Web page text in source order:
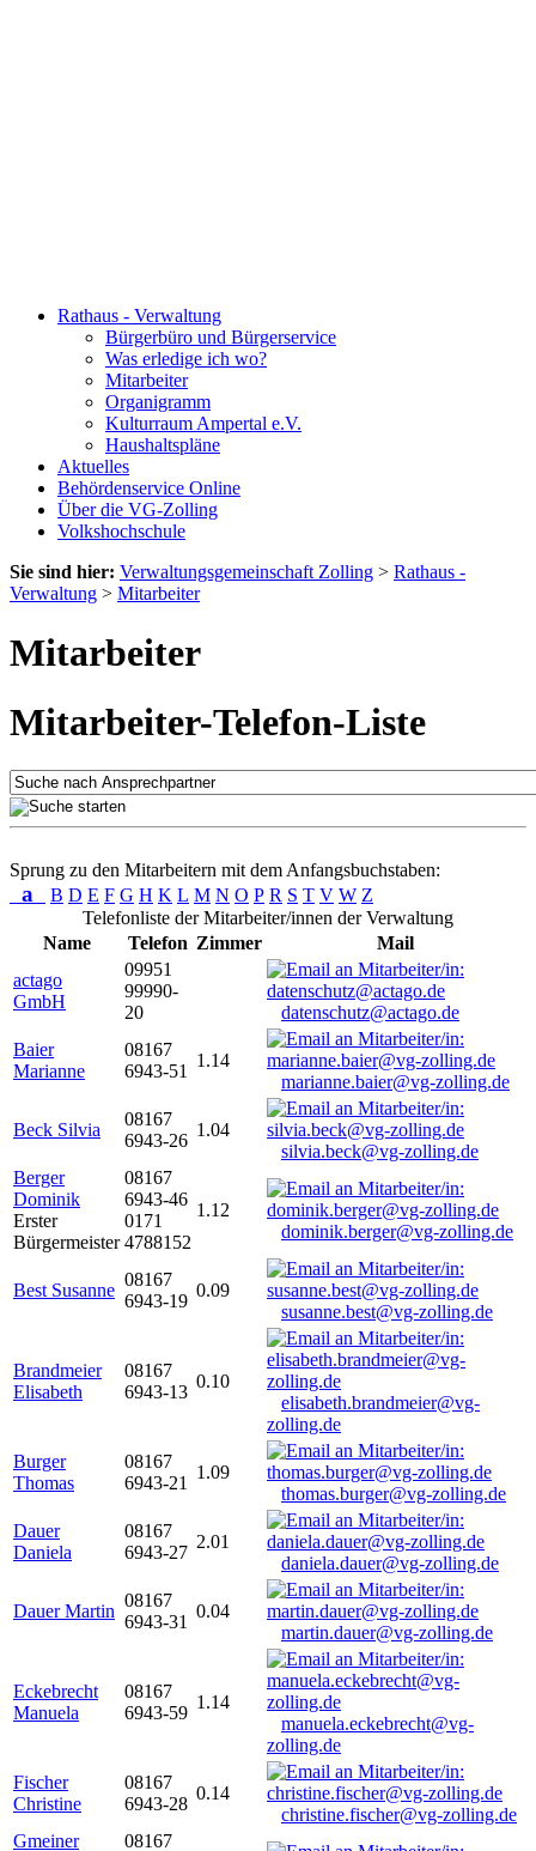
Rathaus - Verwaltung
Bürgerbüro und Bürgerservice
Was erledige ich wo?
Mitarbeiter
Organigramm
Kulturraum Ampertal e.V.
Haushaltspläne
Aktuelles
Behördenservice Online
Über die VG-Zolling
Volkshochschule
Sie sind hier: Verwaltungsgemeinschaft Zolling > Rathaus -
Verwaltung > Mitarbeiter
Mitarbeiter
Mitarbeiter-Telefon-Liste
Sprung zu den Mitarbeitern mit dem Anfangsbuchstaben:
a B D E F G H K L M N O P R S T V W Z
Telefonliste der Mitarbeiter/innen der Verwaltung
Name
Telefon Zimmer
Mail
actago
GmbH
09951
99990-
20
datenschutz@actago.de
Baier
Marianne
08167
6943-51
1.14
marianne.baier@vg-zolling.de
Beck Silvia
08167
6943-26
1.04
silvia.beck@vg-zolling.de
Berger
Dominik
Erster
Bürgermeister
08167
6943-46
0171
4788152
1.12
dominik.berger@vg-zolling.de
Best Susanne
08167
6943-19
0.09
susanne.best@vg-zolling.de
Brandmeier
Elisabeth
08167
6943-13
0.10
elisabeth.brandmeier@vg-
zolling.de
Burger
Thomas
08167
6943-21
1.09
thomas.burger@vg-zolling.de
Dauer
Daniela
08167
6943-27
2.01
daniela.dauer@vg-zolling.de
Dauer Martin
08167
6943-31
0.04
martin.dauer@vg-zolling.de
Eckebrecht
Manuela
08167
6943-59
1.14
manuela.eckebrecht@vg-
zolling.de
Fischer
Christine
08167
6943-28
0.14
christine.fischer@vg-zolling.de
Gmeiner
08167